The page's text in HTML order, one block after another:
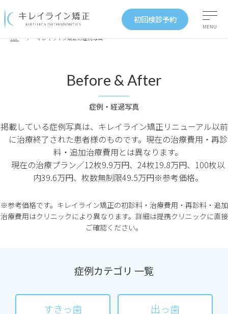
初回検診予約
MENU
TOP キレイライン矯正の症例写真
Before & After
症例・経過写真
掲載している症例写真は、キレイライン矯正リニューアル以前
に治療終了された患者様のものです。現在の治療費用・再診
料・追加治療費用とは異なります。
現在の治療プラン／12枚9.9万円、24枚19.8万円、100枚以
内39.6万円、枚数無制限49.5万円※参考価格。
※参考価格です。キレイライン矯正の初診料・治療費用・再診料・追加
治療費用はクリニックにより異なります。詳細は提携クリニックに直接
ご確認ください。
症例カテゴリ 一覧
すきっ歯 出っ歯